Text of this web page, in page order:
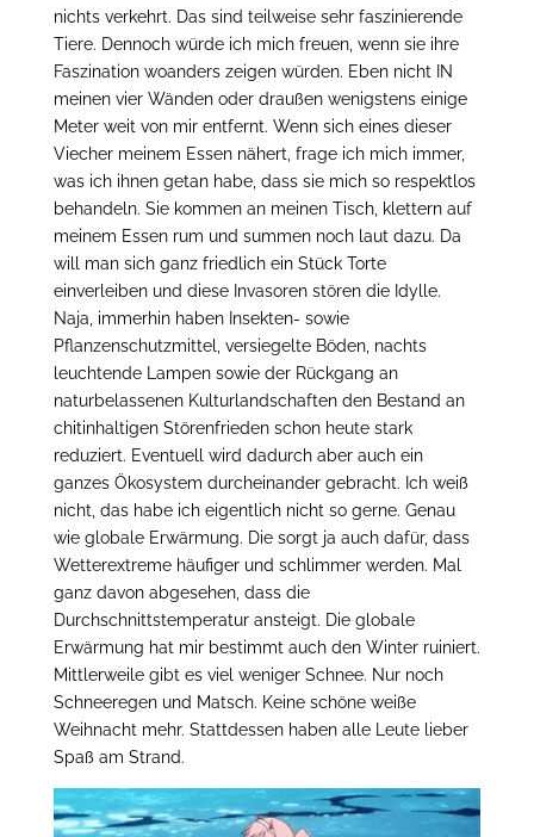
nichts verkehrt. Das sind teilweise sehr faszinierende
Tiere. Dennoch würde ich mich freuen, wenn sie ihre
Faszination woanders zeigen würden. Eben nicht IN
meinen vier Wänden oder draußen wenigstens einige
Meter weit von mir entfernt. Wenn sich eines dieser
Viecher meinem Essen nähert, frage ich mich immer,
was ich ihnen getan habe, dass sie mich so respektlos
behandeln. Sie kommen an meinen Tisch, klettern auf
meinem Essen rum und summen noch laut dazu. Da
will man sich ganz friedlich ein Stück Torte
einverleiben und diese Invasoren stören die Idylle.
Naja, immerhin haben Insekten- sowie
Pflanzenschutzmittel, versiegelte Böden, nachts
leuchtende Lampen sowie der Rückgang an
naturbelassenen Kulturlandschaften den Bestand an
chitinhaltigen Störenfrieden schon heute stark
reduziert. Eventuell wird dadurch aber auch ein
ganzes Ökosystem durcheinander gebracht. Ich weiß
nicht, das habe ich eigentlich nicht so gerne. Genau
wie globale Erwärmung. Die sorgt ja auch dafür, dass
Wetterextreme häufiger und schlimmer werden. Mal
ganz davon abgesehen, dass die
Durchschnittstemperatur ansteigt. Die globale
Erwärmung hat mir bestimmt auch den Winter ruiniert.
Mittlerweile gibt es viel weniger Schnee. Nur noch
Schneeregen und Matsch. Keine schöne weiße
Weihnacht mehr. Stattdessen haben alle Leute lieber
Spaß am Strand.